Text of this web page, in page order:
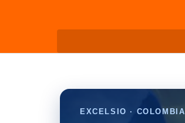
EXCELSIO · COLOMBIA